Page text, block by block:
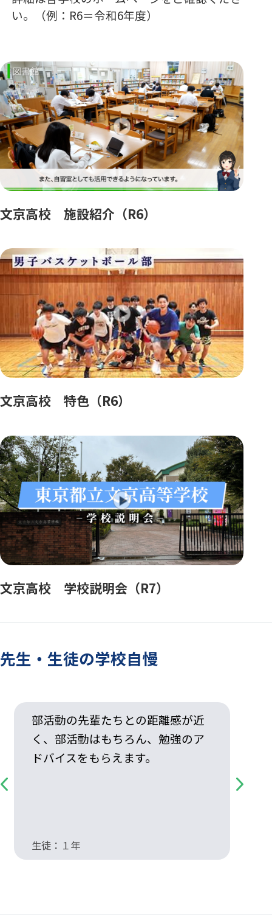
い。（例：R6＝令和6年度）
文京高校 施設紹介（R6）
文京高校 特色（R6）
文京高校 学校説明会（R7）
先生・生徒の学校自慢
Previous
部活動の先輩たちとの距離感が近
く、部活動はもちろん、勉強のア
ドバイスをもらえます。
生徒：１年
Next